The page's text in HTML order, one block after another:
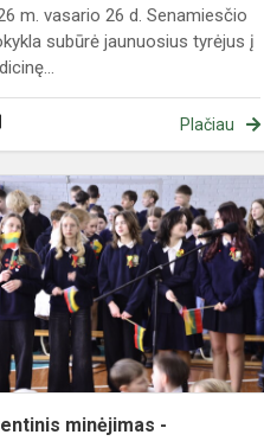
m. vasario 26 d. Senamiesčio
subūrė jaunuosius tyrėjus į
Plačiau
minėjimas -